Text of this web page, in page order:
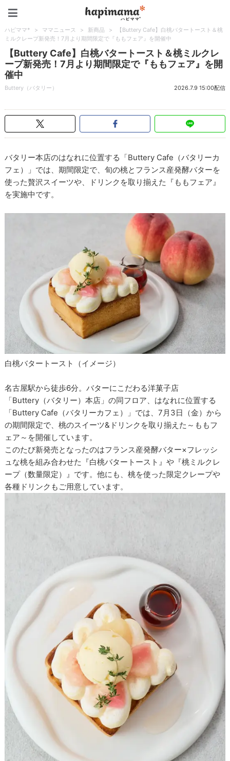
ハピママ* > ママニュース > 新商品 >
【Buttery Cafe】白桃バタートースト＆桃
ミルクレープ新発売！7月より期間限定で『ももフェア』を開催中
【Buttery Cafe】白桃バタートースト＆桃ミルクレ
ープ新発売！7月より期間限定で『ももフェア』を開
催中
Buttery（バタリー） 2026.7.9 15:00配信
バタリー本店のはなれに位置する「Buttery Cafe（バタリーカ
フェ）」では、期間限定で、旬の桃とフランス産発酵バターを
使った贅沢スイーツや、ドリンクを取り揃えた『ももフェア』
を実施中です。
白桃バタートースト（イメージ）
名古屋駅から徒歩6分。バターにこだわる洋菓子店
「Buttery（バタリー）本店」の同フロア、はなれに位置する
「Buttery Cafe（バタリーカフェ）」では、7月3日（金）から
の期間限定で、桃のスイーツ&ドリンクを取り揃えた～ももフ
ェア～を開催しています。
このたび新発売となったのはフランス産発酵バター×フレッシ
ュな桃を組み合わせた『白桃バタートースト』や『桃ミルクレ
ープ（数量限定）』です。他にも、桃を使った限定クレープや
各種ドリンクもご用意しています。